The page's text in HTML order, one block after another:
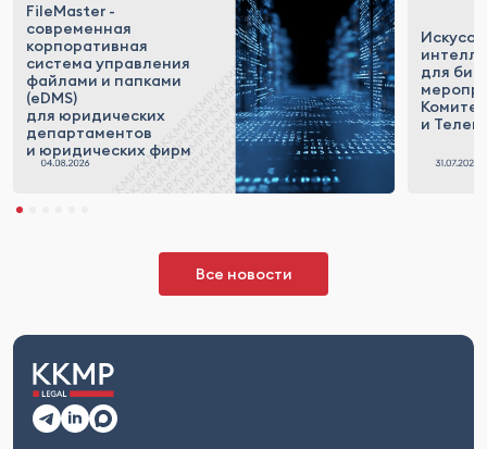
FileMaster -
современная
корпоративная
система управления
файлами и папками
(eDMS)
для юридических
департаментов
и юридических фирм
для
и
Все новости